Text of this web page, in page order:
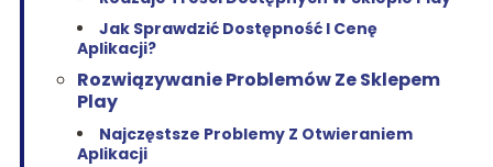
Jak Sprawdzić Dostępność I Cenę
Aplikacji?
Rozwiązywanie Problemów Ze Sklepem
Play
Najczęstsze Problemy Z Otwieraniem
Aplikacji